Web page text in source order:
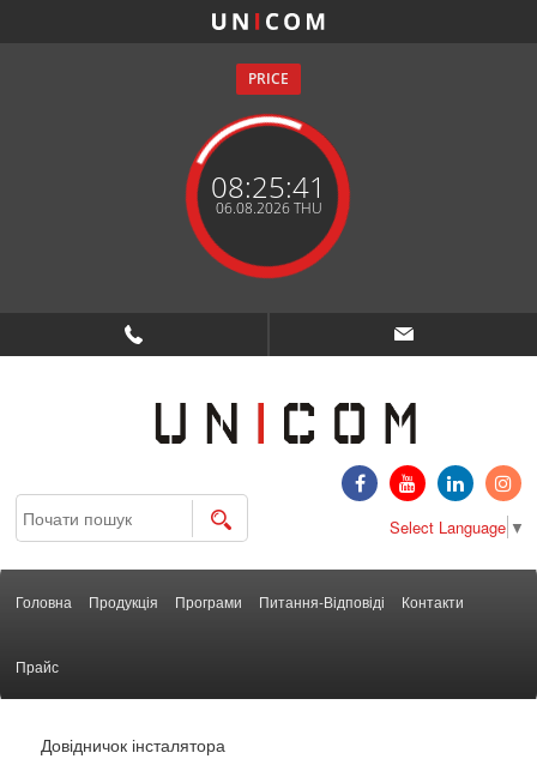
PRICE
08:25:41
06.08.2026 THU
Головна Продукція Програми Питання-Відповіді Контакти
Прайс
Довідничок інсталятора
Select Language ▼